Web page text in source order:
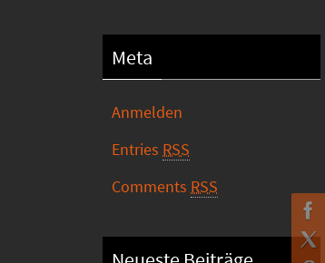
Meta
Anmelden
Entries RSS
Comments RSS